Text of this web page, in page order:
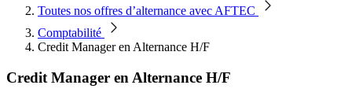
Toutes nos offres d’alternance avec AFTEC
Comptabilité
Credit Manager en Alternance H/F
Credit Manager en Alternance H/F